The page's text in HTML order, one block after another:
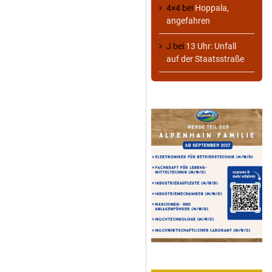
4×4 bei Hoppala,
angefahren
J bei 13 Uhr: Unfall
auf der Staatsstraße